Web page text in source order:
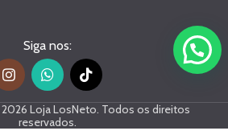
Siga nos:
Loja LosNeto. Todos os direitos
reservados.